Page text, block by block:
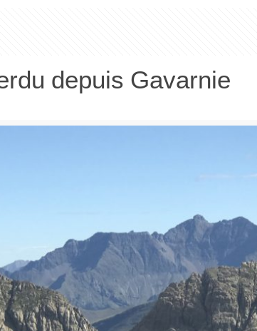
depuis Gavarnie